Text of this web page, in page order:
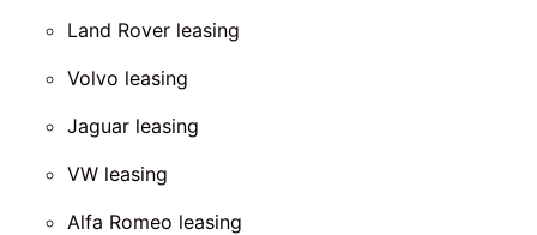
Land Rover leasing
Volvo leasing
Jaguar leasing
VW leasing
Alfa Romeo leasing